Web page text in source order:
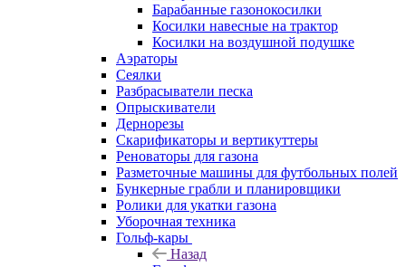
Барабанные газонокосилки
Косилки навесные на трактор
Косилки на воздушной подушке
Аэраторы
Сеялки
Разбрасыватели песка
Опрыскиватели
Дернорезы
Скарификаторы и вертикуттеры
Реноваторы для газона
Разметочные машины для футбольных полей
Бункерные грабли и планировщики
Ролики для укатки газона
Уборочная техника
Гольф-кары
Назад